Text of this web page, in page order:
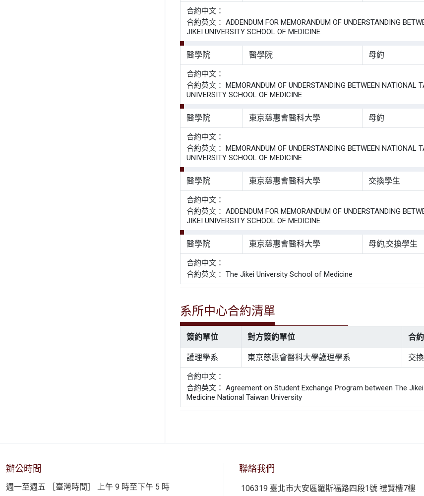
合約中文：
合約英文： ADDENDUM FOR MEMORANDUM OF UNDERSTANDING
JIKEI UNIVERSITY SCHOOL OF MEDICINE
醫學院 醫學院 母約
合約中文：
合約英文： MEMORANDUM OF UNDERSTANDING BETWEEN NATIONAL
UNIVERSITY SCHOOL OF MEDICINE
醫學院 東京慈惠會醫科大學 母約
合約中文：
合約英文： MEMORANDUM OF UNDERSTANDING BETWEEN NATIONAL
UNIVERSITY SCHOOL OF MEDICINE
醫學院 東京慈惠會醫科大學 交換學生
合約中文：
合約英文： ADDENDUM FOR MEMORANDUM OF UNDERSTANDING
JIKEI UNIVERSITY SCHOOL OF MEDICINE
醫學院 東京慈惠會醫科大學 母約,交換學生
合約中文：
合約英文： The Jikei University School of Medicine
系所中心合約清單
簽約單位 對方簽約單位 合
護理學系 東京慈惠會醫科大學護理學系 交
合約中文：
合約英文： Agreement on Student Exchange Program between The
Medicine National Taiwan University
辦公時間
週一至週五 ［臺灣時間］ 上午 9 時至下午 5 時
聯絡我們
106319 臺北市大安區羅斯福路四段1號 禮賢樓7樓